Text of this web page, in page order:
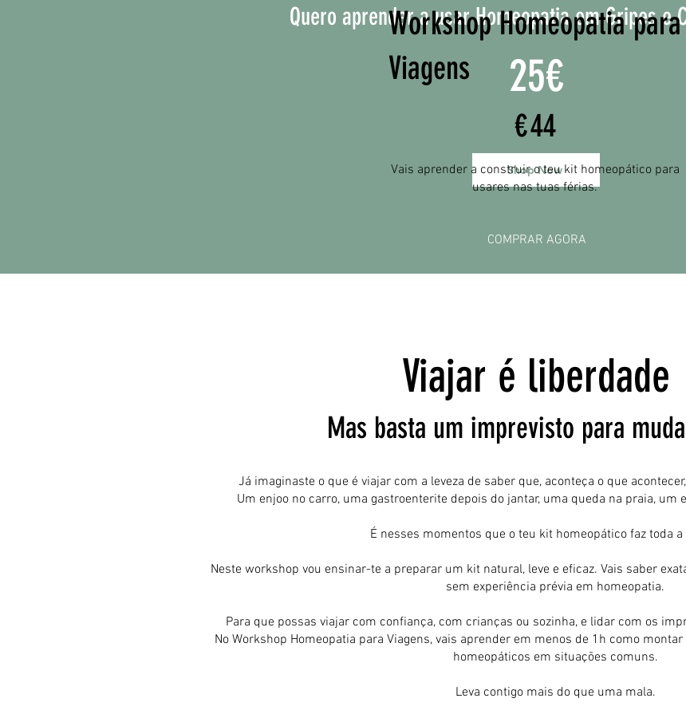
Quero aprender a usar Homeopatia em Gripes e
25€
Shop Now
Workshop Homeopatia para
Viagens
€44
Vais aprender a construir o teu kit homeopático para
usares nas tuas férias.
COMPRAR AGORA
Viajar é liberdade
Mas basta um imprevisto para
Já imaginaste o que é viajar com a leveza de saber que, aconteça o que
Um enjoo no carro, uma gastroenterite depois do jantar, uma queda na praia, um
É nesses momentos que o teu kit homeopático faz toda
Neste workshop vou ensinar-te a preparar um kit natural, leve e eficaz. Vais saber
sem experiência prévia em homeopatia.
Para que possas viajar com confiança, com crianças ou sozinha, e lidar com os
No Workshop Homeopatia para Viagens, vais aprender em menos de 1h como
homeopáticos em situações comuns.
Leva contigo mais do que uma mala.